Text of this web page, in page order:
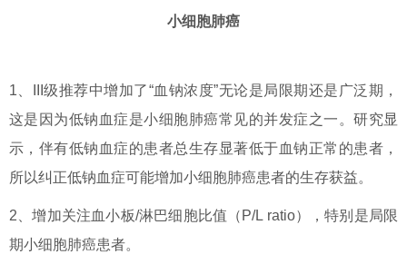
小细胞肺癌
1、III级推荐中增加了“血钠浓度”无论是局限期还是广泛期，
这是因为低钠血症是小细胞肺癌常见的并发症之一。研究显
示，伴有低钠血症的患者总生存显著低于血钠正常的患者，
所以纠正低钠血症可能增加小细胞肺癌患者的生存获益。
2、增加关注血小板/淋巴细胞比值（P/L ratio），特别是局限
期小细胞肺癌患者。